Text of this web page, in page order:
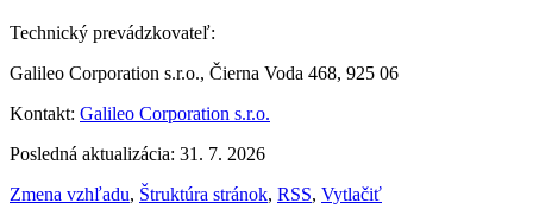
Technický prevádzkovateľ:
Galileo Corporation s.r.o., Čierna Voda 468, 925 06
Kontakt: Galileo Corporation s.r.o.
Posledná aktualizácia: 31. 7. 2026
Zmena vzhľadu, Štruktúra stránok, RSS, Vytlačiť